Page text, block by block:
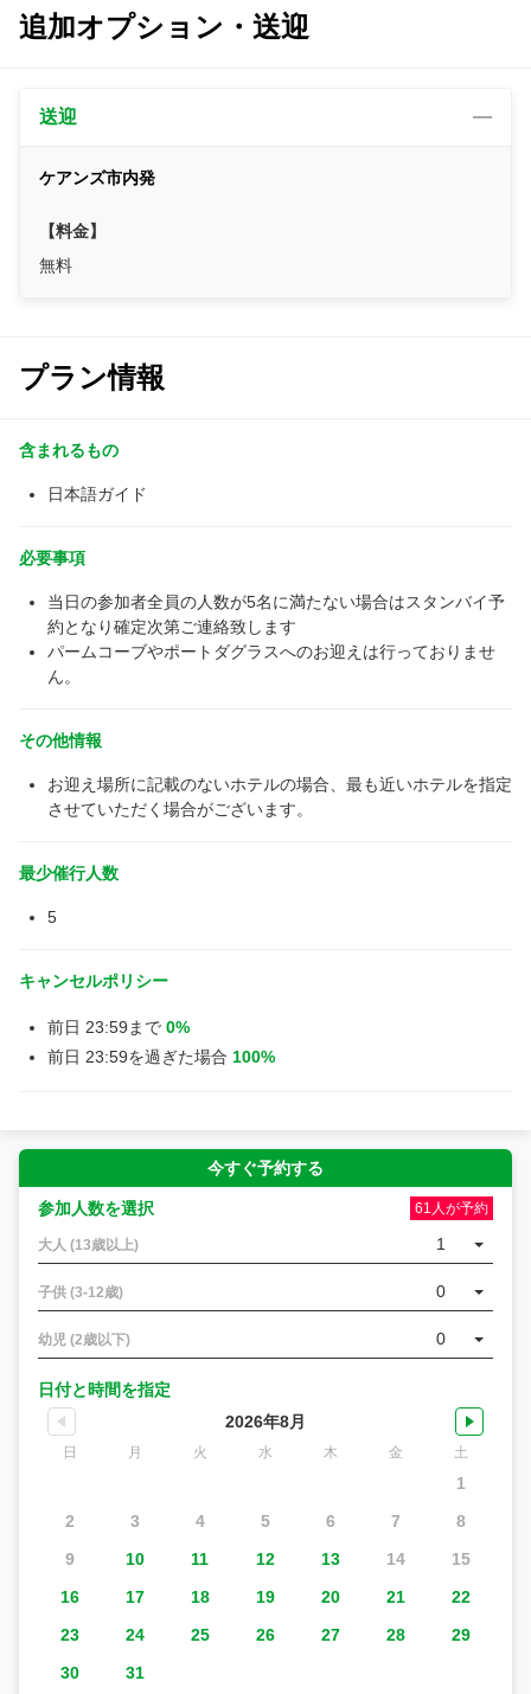
追加オプション・送迎
送迎
ケアンズ市内発
【料金】
無料
プラン情報
含まれるもの
日本語ガイド
必要事項
当日の参加者全員の人数が5名に満たない場合はスタンバイ予
約となり確定次第ご連絡致します
パームコーブやポートダグラスへのお迎えは行っておりませ
ん。
その他情報
お迎え場所に記載のないホテルの場合、最も近いホテルを指定
させていただく場合がございます。
最少催行人数
5
キャンセルポリシー
前日 23:59まで 0%
前日 23:59を過ぎた場合 100%
今すぐ予約する
61人が予約
参加人数を選択
大人 (13歳以上) 1
子供 (3-12歳) 0
幼児 (2歳以下) 0
日付と時間を指定
2026年8月
日 月 火 水 木 金 土
1
2
3 4 5 6 7
8
9
10 11 12 13 14
15
16
17 18 19 20 21
22
23
24 25 26 27 28
29
30
31